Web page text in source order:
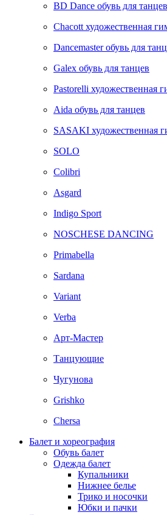
BD Dance обувь для танцев
Chacott художественная
Dancemaster обувь для
Galex обувь для танцев
Pastorelli художественная
Аida обувь для танцев
SASAKI художественная
SOLO
Colibri
Asgard
Indigo Sport
NOSCHESE DANCING
Primabella
Sardana
Variant
Verba
Арт-Мастер
Танцующие
Чугунова
Grishko
Chersa
Балет и хореография
Обувь балет
Одежда балет
Купальники
Нижнее белье
Трико и носочки
Юбки и пачки